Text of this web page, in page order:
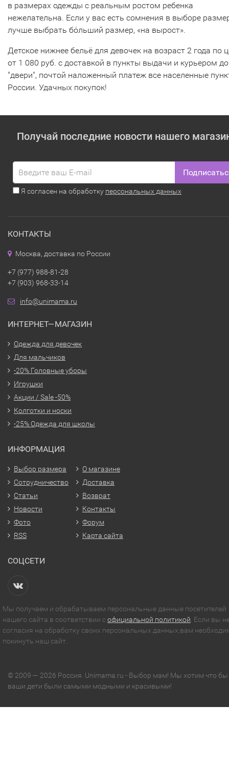
в размерах одежды с реальным ростом ребенка
нежелательна. Если у вас есть сомнения в выборе
лучше выбрать бόльший размер, «на вырост».
Детское нижнее бельё для девочек на возраст 2 года по
от 1 080 руб. с доставкой в пункты выдачи и курьером до
"двери", почтой наложенный платеж все населенные
России. Удачных покупок!
Получай последние новости нашего
Я согласен на обработку персональных данных
КОНТАКТЫ
Москва, доставка по России
+7 (977) 988-81-28
+7 (903) 968-33-14
info@unimama.ru
ИНТЕРНЕТ—МАГАЗИН
Одежда для девочек
Для мальчиков
-20% Головные уборы
Игрушки
Акции / Sale -50%
Колготки и носки
-25% Одежда для школы
ИНФОРМАЦИЯ
Выбор размера
Сотрудничество
Статьи
Новости
Фото
RSS
О магазине
Доставка
Возврат
Контакты
Форум
Карта сайта
СОЦСЕТИ
Мы получаем и обрабатываем персональные данные посетителей
нашего сайта в соответствии софициальной политикой . Если вы
согласия на обработку своих персональных данных,вам
покинуть наш сайт.
© 2009 — 2026 Россия. Unimama.ru - Выбор мам! Мы хотим что бы
ваши дети были самыми модными и красивыми!